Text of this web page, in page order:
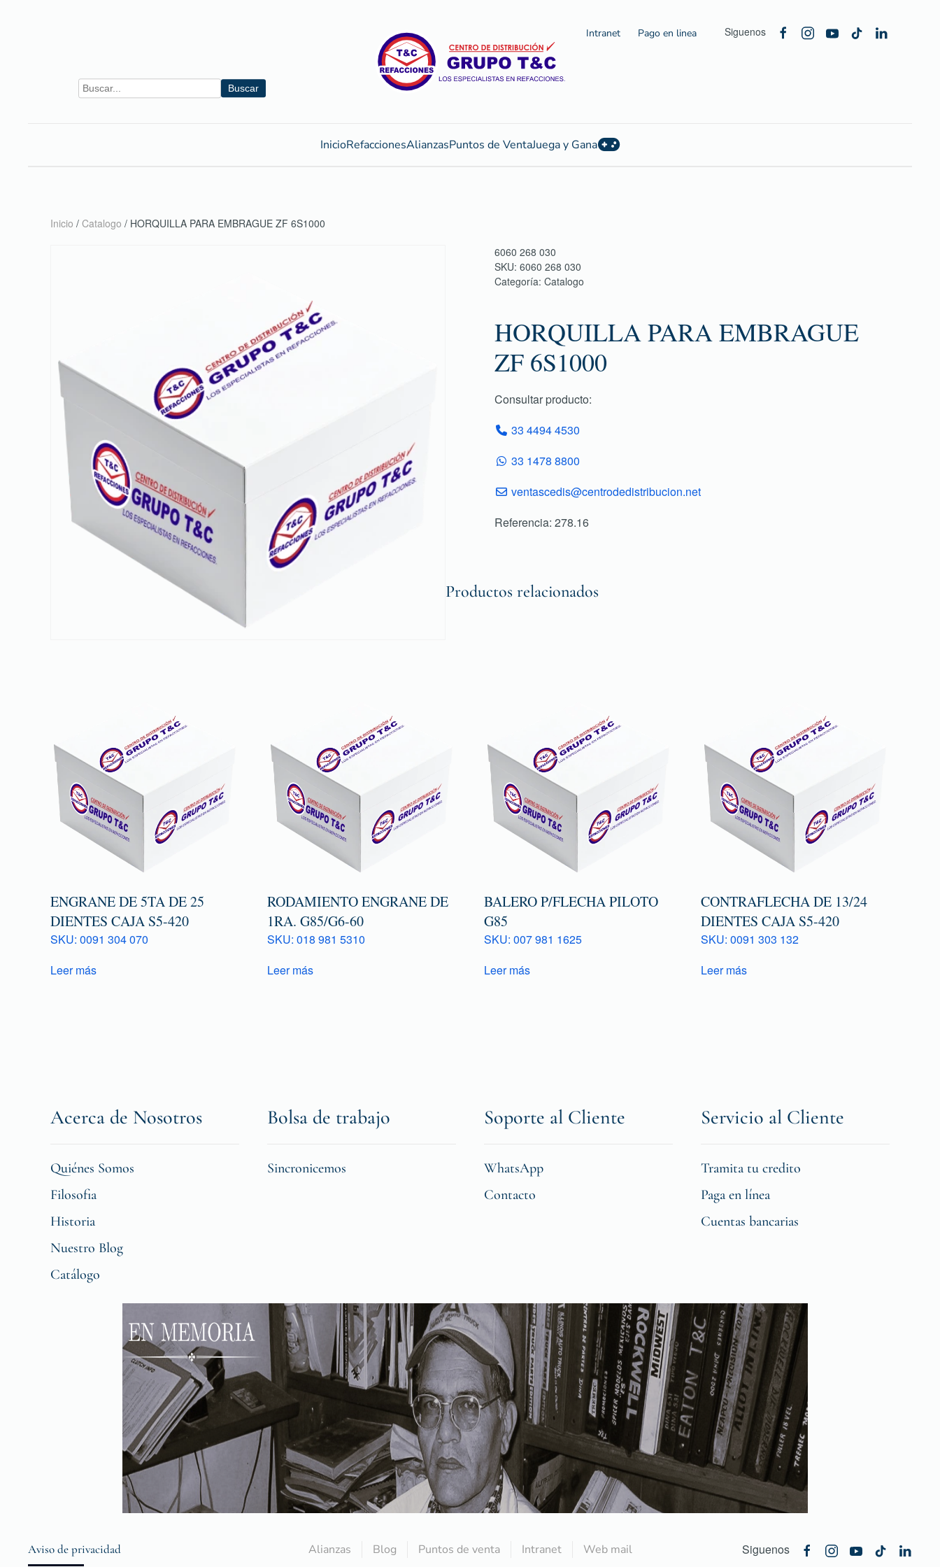
Buscar
Intranet Pago en linea Siguenos
InicioRefaccionesAlianzasPuntos de VentaJuega y Gana
Inicio / Catalogo / HORQUILLA PARA EMBRAGUE ZF 6S1000
6060 268 030
SKU: 6060 268 030
Categoría: Catalogo
HORQUILLA PARA EMBRAGUE
ZF 6S1000
Consultar producto:
33 4494 4530
33 1478 8800
ventascedis@centrodedistribucion.net
Referencia: 278.16
Productos relacionados
ENGRANE DE 5TA DE 25
DIENTES CAJA S5-420
SKU: 0091 304 070
Leer más
RODAMIENTO ENGRANE DE
1RA. G85/G6-60
SKU: 018 981 5310
Leer más
BALERO P/FLECHA PILOTO
G85
SKU: 007 981 1625
Leer más
CONTRAFLECHA DE 13/24
DIENTES CAJA S5-420
SKU: 0091 303 132
Leer más
Acerca de Nosotros
Quiénes Somos
Filosofia
Historia
Nuestro Blog
Catálogo
Bolsa de trabajo
Sincronicemos
Soporte al Cliente
WhatsApp
Contacto
Servicio al Cliente
Tramita tu credito
Paga en línea
Cuentas bancarias
Aviso de privacidad Alianzas Blog Puntos de venta Intranet Web mail Siguenos